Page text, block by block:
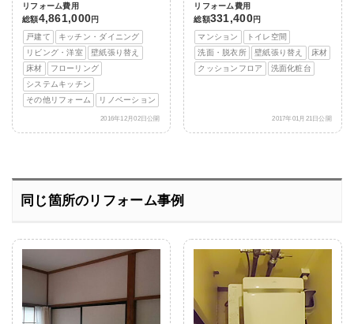
リフォーム費用
総額4,861,000円
戸建て
キッチン・ダイニング
リビング・洋室
壁紙張り替え
床材
フローリング
システムキッチン
その他リフォーム
リノベーション
2016年12月02日公開
リフォーム費用
総額331,400円
マンション
トイレ空間
洗面・脱衣所
壁紙張り替え
床材
クッションフロア
洗面化粧台
2017年01月21日公開
同じ箇所のリフォーム事例